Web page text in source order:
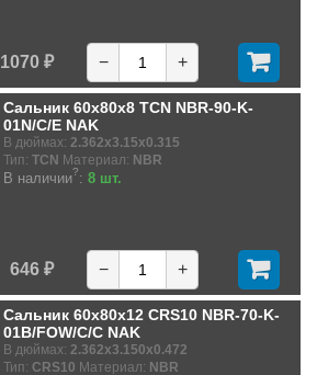
1070 ₽ − +
Сальник 60x80x8 TCN NBR-90-K-
01N/C/E NAK
В дюймах: 2.362x3.15x0.315
Тип: TCN Материал: NBR
В наличии?: 8 шт.
646 ₽ − +
Сальник 60x80x12 CRS10 NBR-70-K-
01B/FOW/C/C NAK
В дюймах: 2.362x3.150x0.472
Тип: CRS10 Материал: NBR